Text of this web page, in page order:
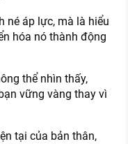
né áp lực, mà là hiểu
hóa nó thành động
thể nhìn thấy,
vững vàng thay vì
tại của bản thân,